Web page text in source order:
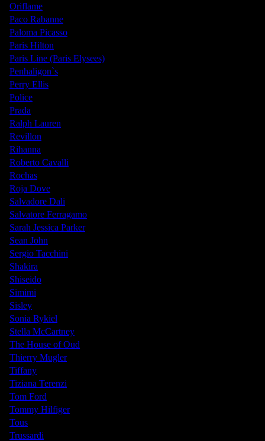
Oriflame
Paco Rabanne
Paloma Picasso
Paris Hilton
Paris Line (Paris Elysees)
Penhaligon`s
Perry Ellis
Police
Prada
Ralph Lauren
Revillon
Rihanna
Roberto Cavalli
Rochas
Roja Dove
Salvadore Dali
Salvatore Ferragamo
Sarah Jessica Parker
Sean John
Sergio Tacchini
Shakira
Shiseido
Simimi
Sisley
Sonia Rykiel
Stella McCartney
The House of Oud
Thierry Mugler
Tiffany
Tiziana Terenzi
Tom Ford
Tommy Hilfiger
Tous
Trussardi